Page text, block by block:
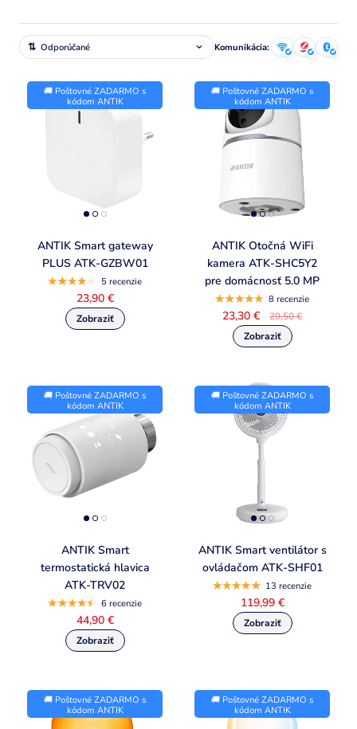
Komunikácia:
🚚 Poštovné ZADARMO s
kódom ANTIK
ANTIK Smart gateway
PLUS ATK-GZBW01
5 recenzie
23,90 €
🚚 Poštovné ZADARMO s
kódom ANTIK
ANTIK Otočná WiFi
kamera ATK-SHC5Y2
pre domácnosť 5.0 MP
8 recenzie
23,30 € 29,50 €
🚚 Poštovné ZADARMO s
kódom ANTIK
ANTIK Smart
termostatická hlavica
ATK-TRV02
6 recenzie
44,90 €
🚚 Poštovné ZADARMO s
kódom ANTIK
ANTIK Smart ventilátor s
ovládačom ATK-SHF01
13 recenzie
119,99 €
🚚 Poštovné ZADARMO s
kódom ANTIK
🚚 Poštovné ZADARMO s
kódom ANTIK